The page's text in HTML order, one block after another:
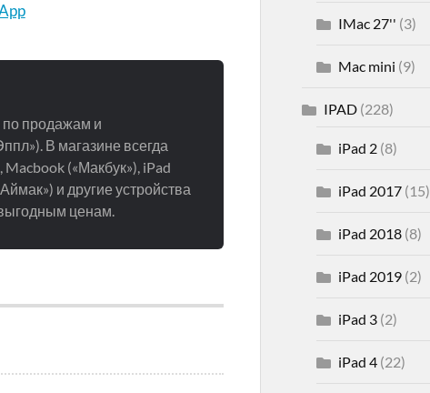
продажам и
В магазине всегда
(«Макбук»), iPad
и другие устройства
ценам.
IMac 27'' (3)
Mac mini (9)
IPAD(228)
iPad 2(8)
iPad 2017(15)
iPad 2018(8)
iPad 2019(2)
iPad 3(2)
iPad 4(22)